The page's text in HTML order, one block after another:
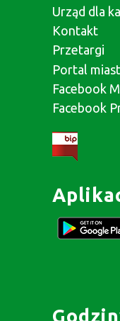
Urząd dla
Kontakt
Przetargi
Portal
Facebook
Facebook